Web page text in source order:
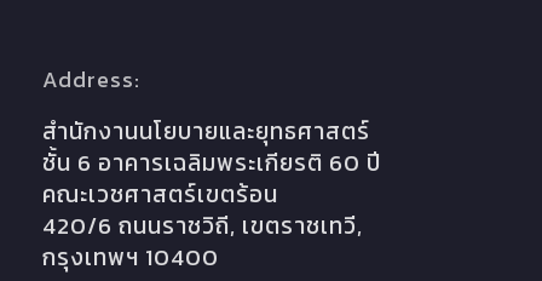
Address:
สำนักงานนโยบายและยุทธศาสตร์
ชั้น 6 อาคารเฉลิมพระเกียรติ 60 ปี
คณะเวชศาสตร์เขตร้อน
420/6 ถนนราชวิถี, เขตราชเทวี,
กรุงเทพฯ 10400